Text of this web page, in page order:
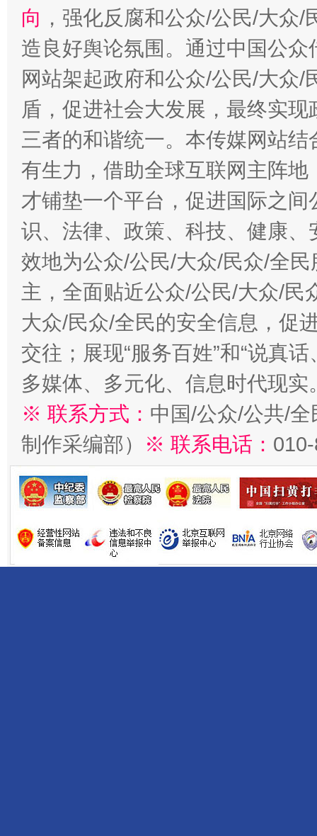
向 ，强化反腐和公众/公民/大众
造良好舆论氛围。通过中国公
网站架起政府和公众/公民/大众
盾，促进社会大发展，最终实
三者的和谐统一。本传媒网站
有生力，借助全球互联网主阵
才铺垫一个平台，促进国际之
识、法律、政策、科技、健康
效地为公众/公民/大众/民众/全
主，全面贴近公众/公民/大众/民
大众/民众/全民的安全信息，促
交往；展现“服务百姓”和“说真
多媒体、多元化、信息时代现实
※ 联系方式： 中国/公众/公共/
制作采编部）
※ 联系电话：